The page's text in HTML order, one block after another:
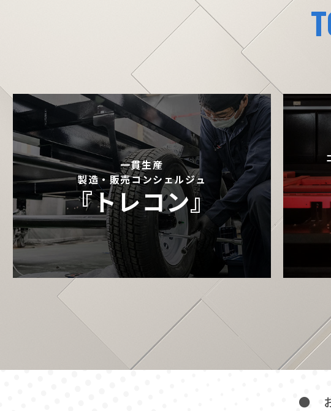
一貫生産
製造・販売コンシェルジュ
『トレコン』
● お